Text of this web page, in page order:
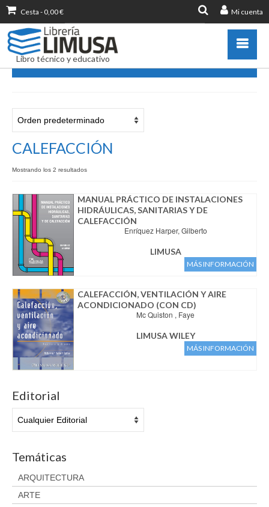
Mi cuenta
Cesta - 0,00€
Buscar
por:
Libro técnico y educativo
Destacados
Libros más vendidos
Publicar con nosotros
Zona de profesores
Información sobre libro
Ayuda
Contacto
Aviso legal
Condiciones del servicio
Política de privacidad
Cambios y devoluciones
CALEFACCIÓN
Mostrando los 2 resultados
MANUAL PRÁCTICO DE INSTALACIONES
HIDRÁULICAS, SANITARIAS Y DE
CALEFACCIÓN
Enríquez Harper, Gilberto
LIMUSA
MÁS INFORMACIÓN
CALEFACCIÓN, VENTILACIÓN Y AIRE
ACONDICIONADO (CON CD)
Mc Quiston , Faye
LIMUSA WILEY
MÁS INFORMACIÓN
Editorial
Temáticas
ARQUITECTURA
ARTE